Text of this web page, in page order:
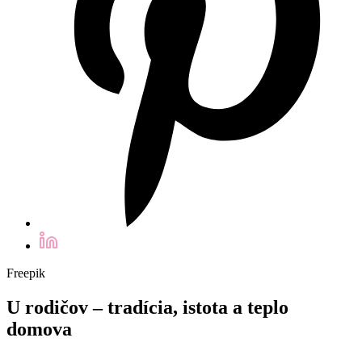
Freepik
U rodičov – tradícia, istota a teplo
domova